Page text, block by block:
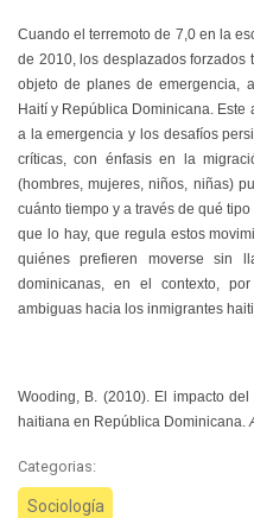
Cuando el terremoto de 7,0 en la
de 2010, los desplazados forzados
objeto de planes de emergencia,
Haití y República Dominicana.
a la emergencia y los desafíos
críticas, con énfasis en la
(hombres, mujeres, niños, niñas)
cuánto tiempo y a través de qué
que lo hay, que regula estos
quiénes prefieren moverse sin
dominicanas, en el contexto,
ambiguas hacia los inmigrantes
Wooding, B. (2010). El impacto
haitiana en República Dominicana.
Categorias:
Sociología